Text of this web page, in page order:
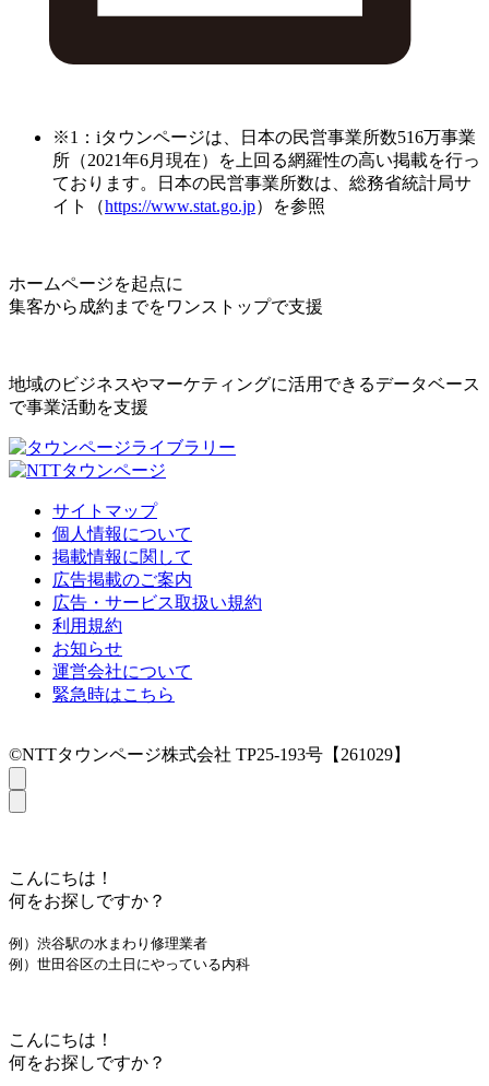
※1：iタウンページは、日本の民営事業所数516万事業
所（2021年6月現在）を上回る網羅性の高い掲載を行っ
ております。日本の民営事業所数は、総務省統計局サ
イト（https://www.stat.go.jp）を参照
ホームページを起点に
集客から成約までをワンストップで支援
地域のビジネスやマーケティングに活用できるデータベース
で事業活動を支援
サイトマップ
個人情報について
掲載情報に関して
広告掲載のご案内
広告・サービス取扱い規約
利用規約
お知らせ
運営会社について
緊急時はこちら
©NTTタウンページ株式会社 TP25-193号【261029】
こんにちは！
何をお探しですか？
例）渋谷駅の水まわり修理業者
例）世田谷区の土日にやっている内科
こんにちは！
何をお探しですか？